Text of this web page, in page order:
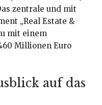
zentrale und mit
„Real Estate &
mit einem
Millionen Euro
auf das